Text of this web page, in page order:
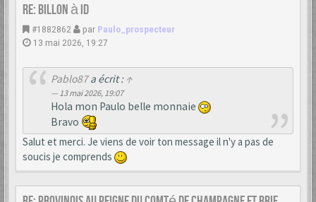
Re: Billon à ID
#1882862 par Paulo_prospecteur
13 mai 2026, 19:27
Pablo87a écrit : ↑
13 mai 2026, 19:07
Hola mon Paulo belle monnaie
Bravo
Salut et merci. Je viens de voir ton message il n'y a pas de
soucis je comprends